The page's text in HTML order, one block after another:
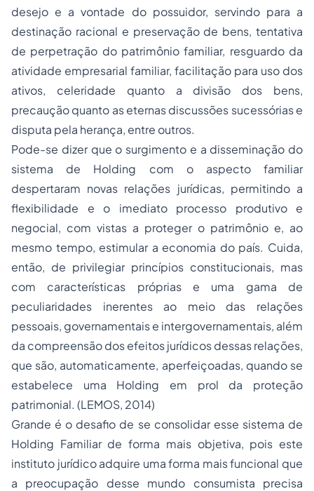
desejo e a vontade do possuidor, servindo para a
destinação racional e preservação de bens, tentativa
de perpetração do patrimônio familiar, resguardo da
atividade empresarial familiar, facilitação para uso dos
ativos, celeridade quanto a divisão dos bens,
precaução quanto as eternas discussões sucessórias e
disputa pela herança, entre outros.
Pode-se dizer que o surgimento e a disseminação do
sistema de Holding com o aspecto familiar
despertaram novas relações jurídicas, permitindo a
flexibilidade e o imediato processo produtivo e
negocial, com vistas a proteger o patrimônio e, ao
mesmo tempo, estimular a economia do país. Cuida,
então, de privilegiar princípios constitucionais, mas
com características próprias e uma gama de
peculiaridades inerentes ao meio das relações
pessoais, governamentais e intergovernamentais, além
da compreensão dos efeitos jurídicos dessas relações,
que são, automaticamente, aperfeiçoadas, quando se
estabelece uma Holding em prol da proteção
patrimonial. (LEMOS, 2014)
Grande é o desafio de se consolidar esse sistema de
Holding Familiar de forma mais objetiva, pois este
instituto jurídico adquire uma forma mais funcional que
a preocupação desse mundo consumista precisa